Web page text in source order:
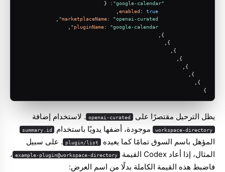
"google-calendar"
: {
enabled : true
marketplaceName: "openai-curated"
pluginName: "google-calendar"
}
يظل الترحيل مقتصرًا على openai-curated . لاستخدام إضافة
workspace-directory موجودة، أضفها يدويًا باستخدام summary.id
المؤهل باسم السوق تمامًا كما يعيده plugin/list . على سبيل
المثال، إذا أعاد Codex القيمة
example-plugin@workspace-directory ،
فاضبط هذه القيمة الكاملة بدلًا من اسم العرض: